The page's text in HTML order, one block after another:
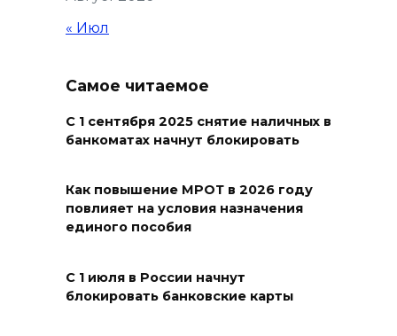
смертельное ДТП в
06 августа 2026 08:27
На Дону построят еще 8
площадок ГТО в этом году
Ростов снова прибавляет в
06 августа 2026 07:00
« Июл
Самое читаемое
С 1 сентября 2025 снятие наличных в
банкоматах начнут блокировать
Как повышение МРОТ в 2026 году
повлияет на условия назначения
единого пособия
С 1 июля в России начнут
блокировать банковские карты